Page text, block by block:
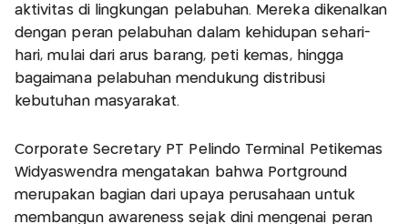
aktivitas di lingkungan pelabuhan. Mereka dikenalkan
dengan peran pelabuhan dalam kehidupan sehari-
hari, mulai dari arus barang, peti kemas, hingga
bagaimana pelabuhan mendukung distribusi
kebutuhan masyarakat.
Corporate Secretary PT Pelindo Terminal Petikemas
Widyaswendra mengatakan bahwa Portground
merupakan bagian dari upaya perusahaan untuk
membangun awareness sejak dini mengenai peran